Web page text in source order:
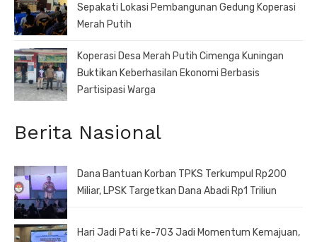
Sepakati Lokasi Pembangunan Gedung Koperasi
Merah Putih
Koperasi Desa Merah Putih Cimenga Kuningan
Buktikan Keberhasilan Ekonomi Berbasis
Partisipasi Warga
Berita Nasional
Dana Bantuan Korban TPKS Terkumpul Rp200
Miliar, LPSK Targetkan Dana Abadi Rp1 Triliun
Hari Jadi Pati ke-703 Jadi Momentum Kemajuan,